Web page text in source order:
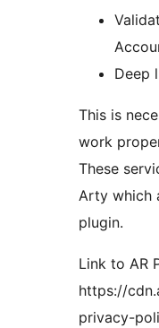
Deep
This is
work
These
Arty which
plugin.
Link to AR
https://
privacy-